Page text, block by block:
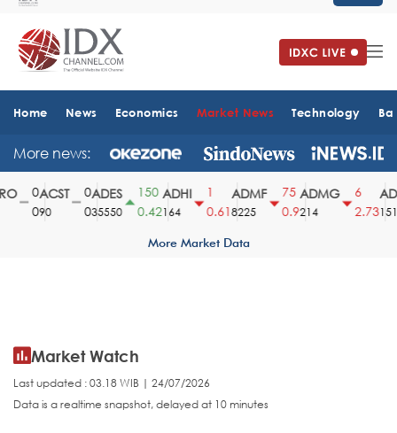
Home News Economics Market News Technology
More news:
ACST
90
ADES
35550
150
0.42
ADHI
164
0.61
ADMF
8225
75
0.9
ADMG
214
2.731510
More Market Data
Market Watch
Last updated : 03.18 WIB | 24/07/2026
Data is a realtime snapshot, delayed at 10 minutes